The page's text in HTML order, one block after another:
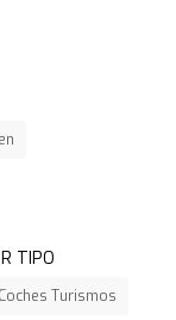
TIPO
Coches Turismos